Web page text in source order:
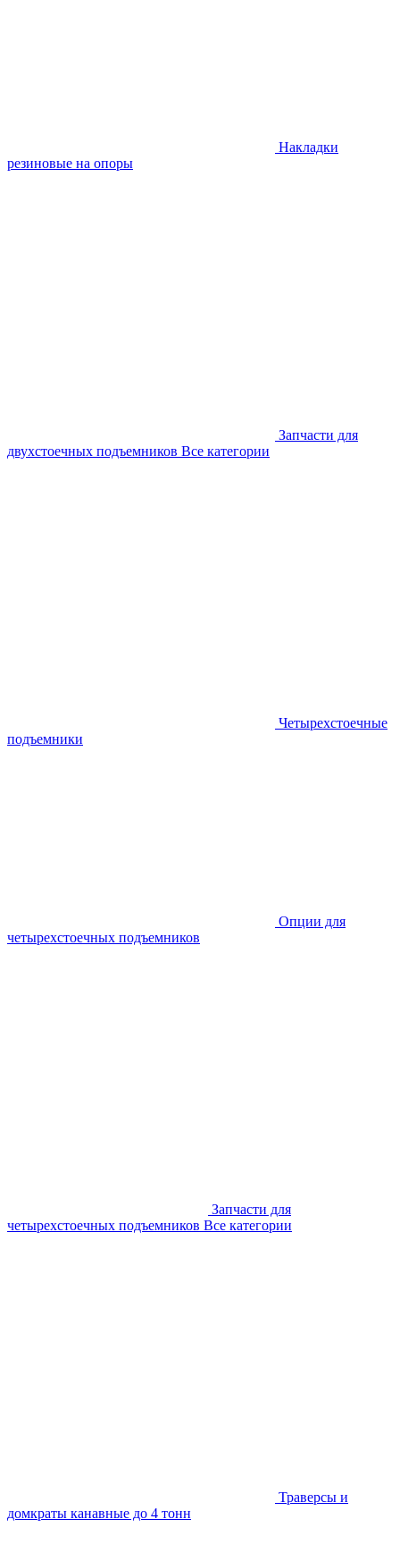
Накладки
резиновые на опоры
Запчасти для
двухстоечных подъемников Все категории
Четырехстоечные
подъемники
Опции для
четырехстоечных подъемников
Запчасти для
четырехстоечных подъемников Все категории
Траверсы и
домкраты канавные до 4 тонн